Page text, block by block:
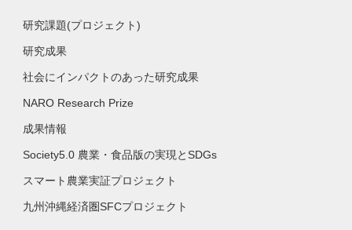
研究課題(プロジェクト)
研究成果
社会にインパクトのあった研究成果
NARO Research Prize
成果情報
Society5.0 農業・食品版の実現とSDGs
スマート農業実証プロジェクト
九州沖縄経済圏SFCプロジェクト